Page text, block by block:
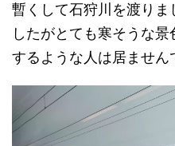
暫くして石狩川を渡り
したがとても寒そうな
するような人は居ません